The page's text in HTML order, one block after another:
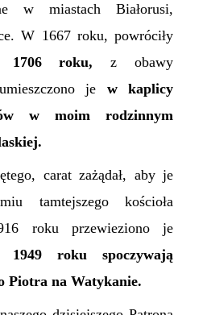
w miastach Białorusi,
W 1667 roku, powróciły
1706 roku,z obawy
je w kaplicy
w moim rodzinnym
carat zażądał, aby je
tamtejszego kościoła
roku przewieziono je
1949 roku spoczywają
Piotra na Watykanie.